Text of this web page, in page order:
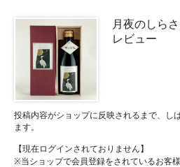
月夜のしら
レビュー
投稿内容がショップに反映されるまで、し
ます。
【現在ログインされておりません】
※当ショップで会員登録をされているお客